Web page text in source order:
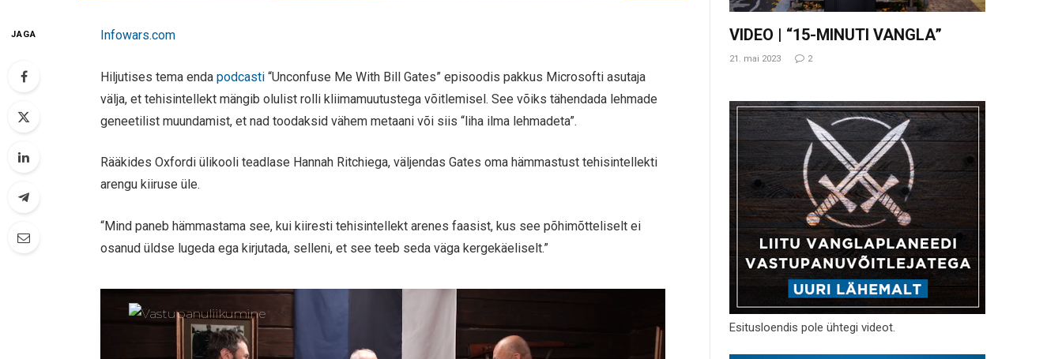
JAGA Infowars.com
Hiljutises tema endapodcasti“Unconfuse Me With Bill Gates” episoodis pakkus Microsofti asutaja
välja, et tehisintellekt mängib olulist rolli kliimamuutustega võitlemisel. See võiks tähendada lehmade
geneetilist muundamist, et nad toodaksid vähem metaani või siis “liha ilma lehmadeta”.
Rääkides Oxfordi ülikooli teadlase Hannah Ritchiega, väljendas Gates oma hämmastust tehisintellekti
arengu kiiruse üle.
“Mind paneb hämmastama see, kui kiiresti tehisintellekt arenes faasist, kus see põhimõtteliselt ei
osanud üldse lugeda ega kirjutada, selleni, et see teeb seda väga kergekäeliselt.”
VIDEO | “15-MINUTI VANGLA”
21. mai 2023 2
Esitusloendis pole ühtegi videot.